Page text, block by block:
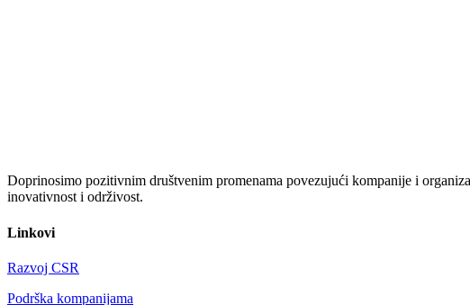
Doprinosimo pozitivnim društvenim promenama povezujući kompanije i
inovativnost i održivost.
Linkovi
Razvoj CSR
Podrška kompanijama